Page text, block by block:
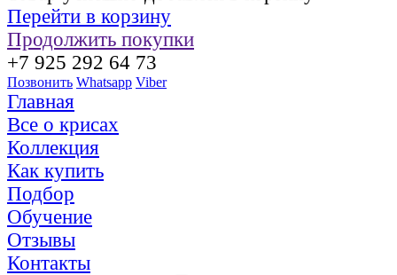
Перейти в корзину
Продолжить покупки
+7 925 292 64 73
Позвонить Whatsapp Viber
Главная
Все о крисах
Коллекция
Как купить
Подбор
Обучение
Отзывы
Контакты